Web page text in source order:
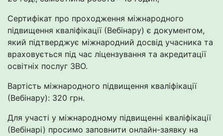
Сертифікат про проходження міжнародного
підвищення кваліфікації (Вебінару) є документом,
який підтверджує міжнародний досвід учасника та
враховується під час ліцензування та акредитації
освітніх послуг ЗВО.
Вартість міжнародного підвищення кваліфікації
(Вебінару): 320 грн.
Для участі у міжнародному підвищенні кваліфікації
(Вебінарі) просимо заповнити онлайн-заявку на